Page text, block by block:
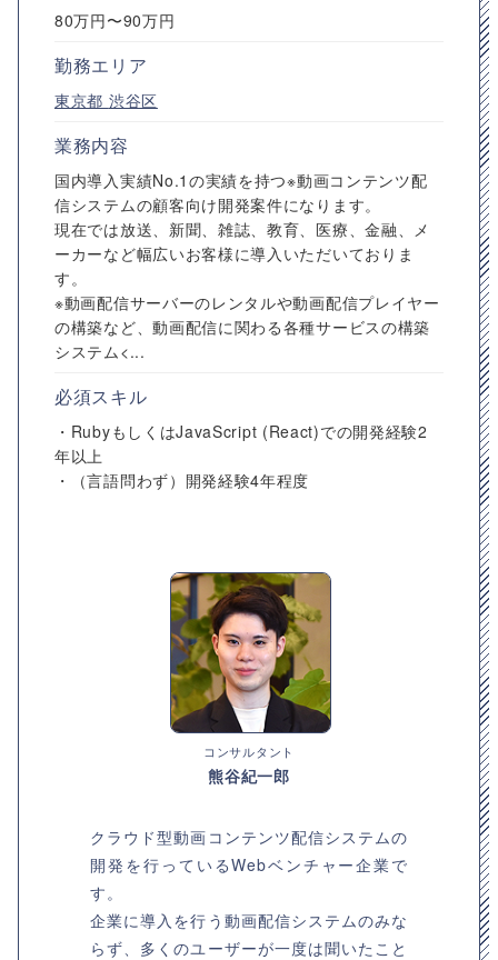
80万円〜90万円
勤務エリア
東京都 渋谷区
業務内容
国内導入実績No.1の実績を持つ※動画コンテンツ配
信システムの顧客向け開発案件になります。
現在では放送、新聞、雑誌、教育、医療、金融、メ
ーカーなど幅広いお客様に導入いただいておりま
す。
※動画配信サーバーのレンタルや動画配信プレイヤー
の構築など、動画配信に関わる各種サービスの構築
システム<...
必須スキル
・RubyもしくはJavaScript (React)での開発経験2
年以上
・（言語問わず）開発経験4年程度
コンサルタント
熊谷紀一郎
クラウド型動画コンテンツ配信システムの
開発を行っているWebベンチャー企業で
す。
企業に導入を行う動画配信システムのみな
らず、多くのユーザーが一度は聞いたこと